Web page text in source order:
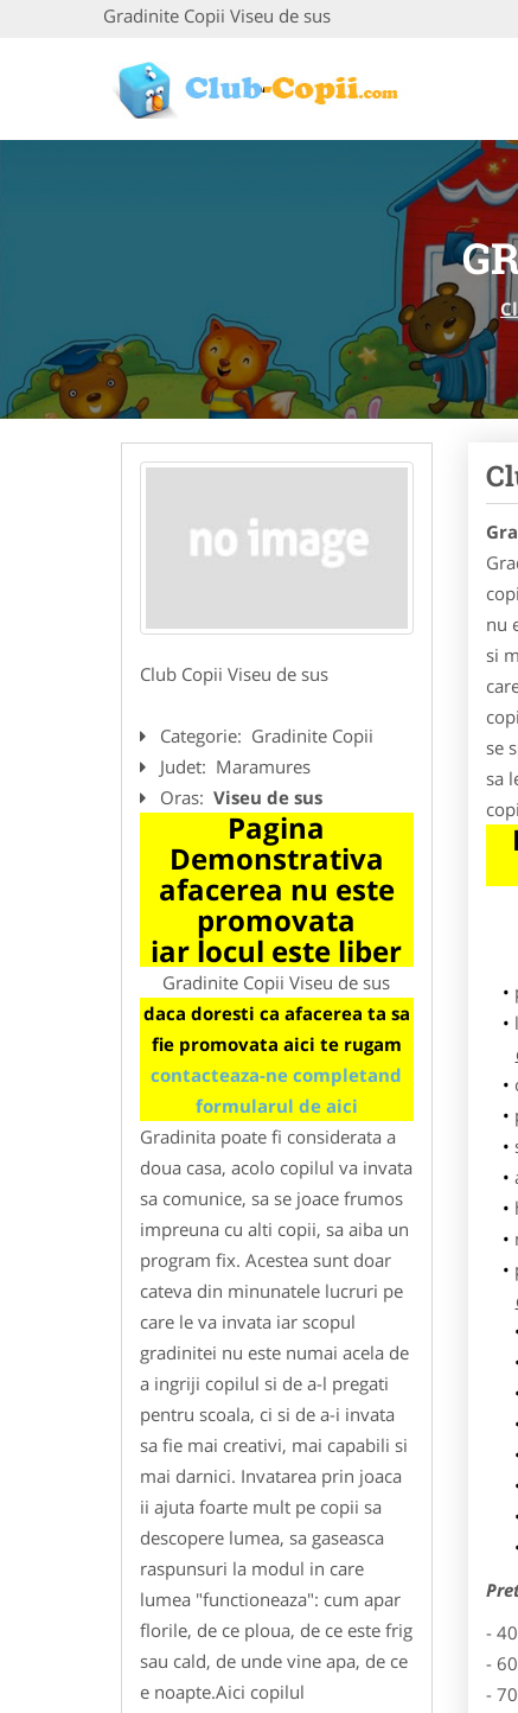
Gradinite Copii Viseu de sus
Club Copii Viseu de sus
Categorie: Gradinite Copii
Judet: Maramures
Oras: Viseu de sus
Pagina
Demonstrativa
afacerea nu este
promovata
iar locul este liber
Gradinite Copii Viseu de sus
daca doresti ca afacerea ta sa
fie promovata aici te rugam
contacteaza-ne completand
formularul de aici
Gradinita poate fi considerata a
doua casa, acolo copilul va invata
sa comunice, sa se joace frumos
impreuna cu alti copii, sa aiba un
program fix. Acestea sunt doar
cateva din minunatele lucruri pe
care le va invata iar scopul
gradinitei nu este numai acela de
a ingriji copilul si de a-l pregati
pentru scoala, ci si de a-i invata
sa fie mai creativi, mai capabili si
mai darnici. Invatarea prin joaca
ii ajuta foarte mult pe copii sa
descopere lumea, sa gaseasca
raspunsuri la modul in care
lumea "functioneaza": cum apar
florile, de ce ploua, de ce este frig
sau cald, de unde vine apa, de ce
e noapte.Aici copilul
nu
si
se
sa
-
-
-